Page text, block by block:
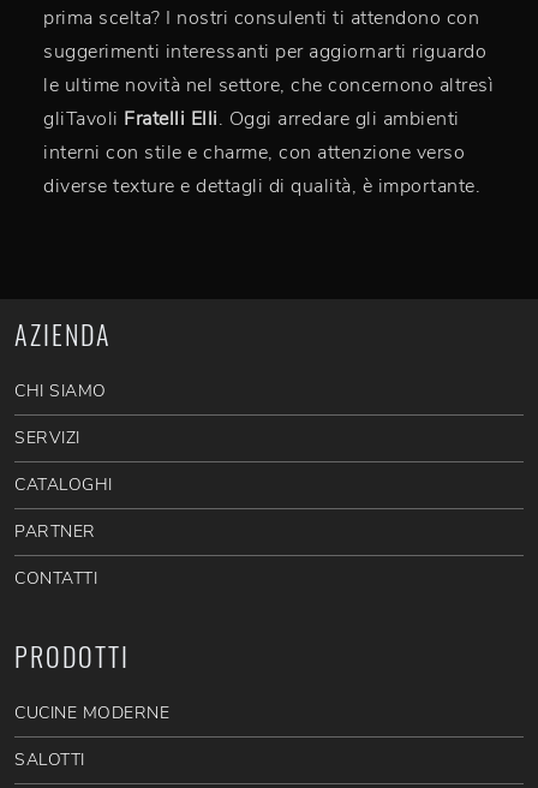
prima scelta? I nostri consulenti ti attendono con
suggerimenti interessanti per aggiornarti riguardo
le ultime novità nel settore, che concernono altresì
gliTavoli Fratelli Elli. Oggi arredare gli ambienti
interni con stile e charme, con attenzione verso
diverse texture e dettagli di qualità, è importante.
AZIENDA
CHI SIAMO
SERVIZI
CATALOGHI
PARTNER
CONTATTI
PRODOTTI
CUCINE MODERNE
SALOTTI